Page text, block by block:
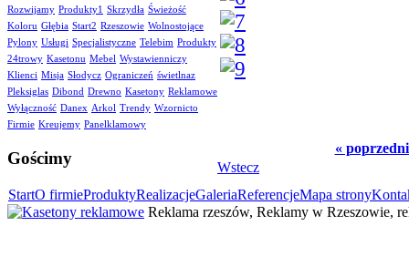
Rozwijamy Produkty1 Skrzydła Świeżość
Koloru Głębia Start2 Rzeszowie Wolnostojące
Pylony Usługi Specjalistyczne Telebim Produkty
24trowy Kasetonu Mebel Wystawienniczy
Klienci Misja Słodycz Ograniczeń świetlnaz
Pleksiglas Dibond Drewno Kasetony Reklamowe
Wyłączność Danex Arkol Trendy Wzornicto
Firmie Kreujemy Panelklamowy
Gościmy
«
Wstecz
StartO firmieProduktyRealizacjeGaleriaReferencjeMapa strony
Reklama rzeszów, Reklamy w Rzeszowie,